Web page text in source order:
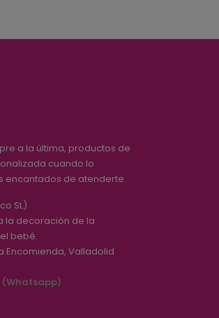
a la última, productos de
cuando lo
encantados de atenderte.
SL)
la decoración de la
bebé.
Encomienda, Valladolid
(Whatsapp)